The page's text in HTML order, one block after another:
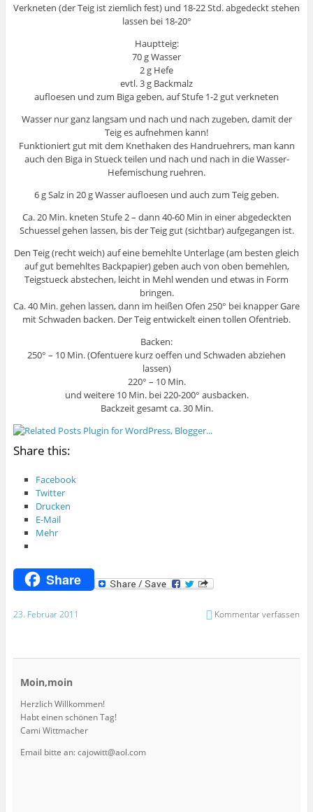
Verkneten (der Teig ist ziemlich fest) und 18-22 Std. abgedeckt stehen
lassen bei 18-20°
Hauptteig:
70 g Wasser
2 g Hefe
evtl. 3 g Backmalz
aufloesen und zum Biga geben, auf Stufe 1-2 gut verkneten
Wasser nur ganz langsam und nach und nach zugeben, damit der
Teig es aufnehmen kann!
Funktioniert gut mit dem Knethaken des Handruehrers, man kann
auch den Biga in Stueck teilen und nach und nach in die Wasser-
Hefemischung ruehren.
6 g Salz in 20 g Wasser aufloesen und auch zum Teig geben.
Ca. 20 Min. kneten Stufe 2 – dann 40-60 Min in einer abgedeckten
Schuessel gehen lassen, bis der Teig gut (sichtbar) aufgegangen ist.
Den Teig (recht weich) auf eine bemehlte Unterlage (am besten gleich
auf gut bemehltes Backpapier) geben auch von oben bemehlen,
Teigstueck abstechen, leicht in Mehl wenden und etwas in Form
bringen.
Ca. 40 Min. gehen lassen, dann im heißen Ofen 250° bei knapper Gare
mit Schwaden backen. Der Teig entwickelt einen tollen Ofentrieb.
Backen:
250° – 10 Min. (Ofentuere kurz oeffen und Schwaden abziehen
lassen)
220° – 10 Min.
und weitere 10 Min. bei 220-200° ausbacken.
Backzeit gesamt ca. 30 Min.
Share this:
Facebook
Twitter
Drucken
E-Mail
Mehr
Share
23. Februar 2011 Kommentar verfassen
Moin,moin
Herzlich Willkommen!
Habt einen schönen Tag!
Cami Wittmacher
Email bitte an: cajowitt@aol.com